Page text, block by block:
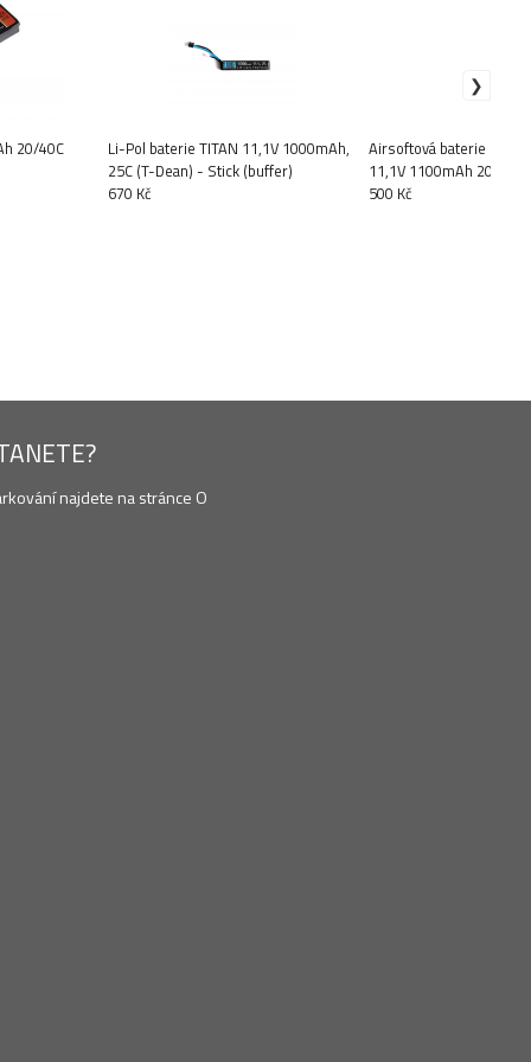
20/40C
Li-Pol baterie TITAN 11,1V 1000mAh,
25C (T-Dean) - Stick (buffer)
670 Kč
Airsoftová baterie
11,1V 1100mAh 20C
T-plug Delta Armory
500 Kč
najdete na stránce O